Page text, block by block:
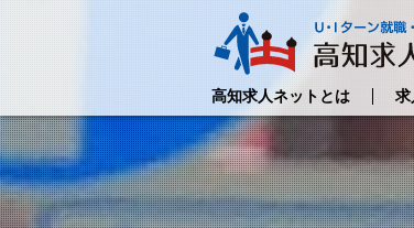
高知求人ネットとは 求